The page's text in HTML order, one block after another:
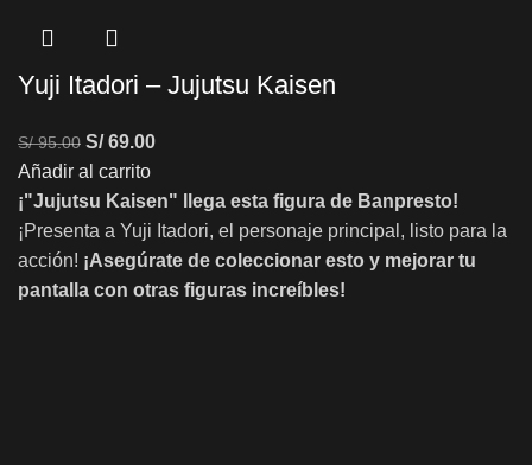
Yuji Itadori – Jujutsu Kaisen
S/95.00 S/69.00
Añadir al carrito
¡"Jujutsu Kaisen" llega esta figura de Banpresto!
¡Presenta a Yuji Itadori, el personaje principal, listo para la
acción! ¡Asegúrate de coleccionar esto y mejorar tu
pantalla con otras figuras increíbles!